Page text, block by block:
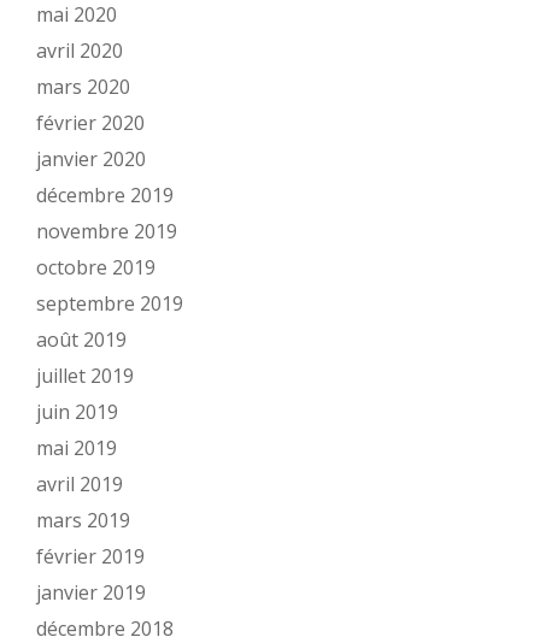
mai 2020
avril 2020
mars 2020
février 2020
janvier 2020
décembre 2019
novembre 2019
octobre 2019
septembre 2019
août 2019
juillet 2019
juin 2019
mai 2019
avril 2019
mars 2019
février 2019
janvier 2019
décembre 2018